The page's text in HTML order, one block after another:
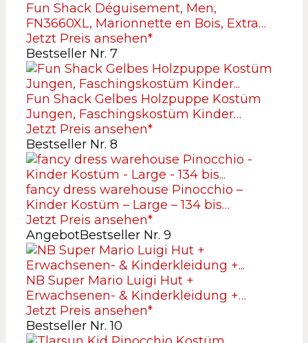
Fun Shack Déguisement, Men,
FN3660XL, Marionnette en Bois, Extra…
Jetzt Preis ansehen*
Bestseller Nr. 7
Fun Shack Gelbes Holzpuppe Kostüm
Jungen, Faschingskostüm Kinder…
Jetzt Preis ansehen*
Bestseller Nr. 8
fancy dress warehouse Pinocchio –
Kinder Kostüm – Large – 134 bis…
Jetzt Preis ansehen*
AngebotBestseller Nr. 9
NB Super Mario Luigi Hut +
Erwachsenen- & Kinderkleidung +…
Jetzt Preis ansehen*
Bestseller Nr. 10